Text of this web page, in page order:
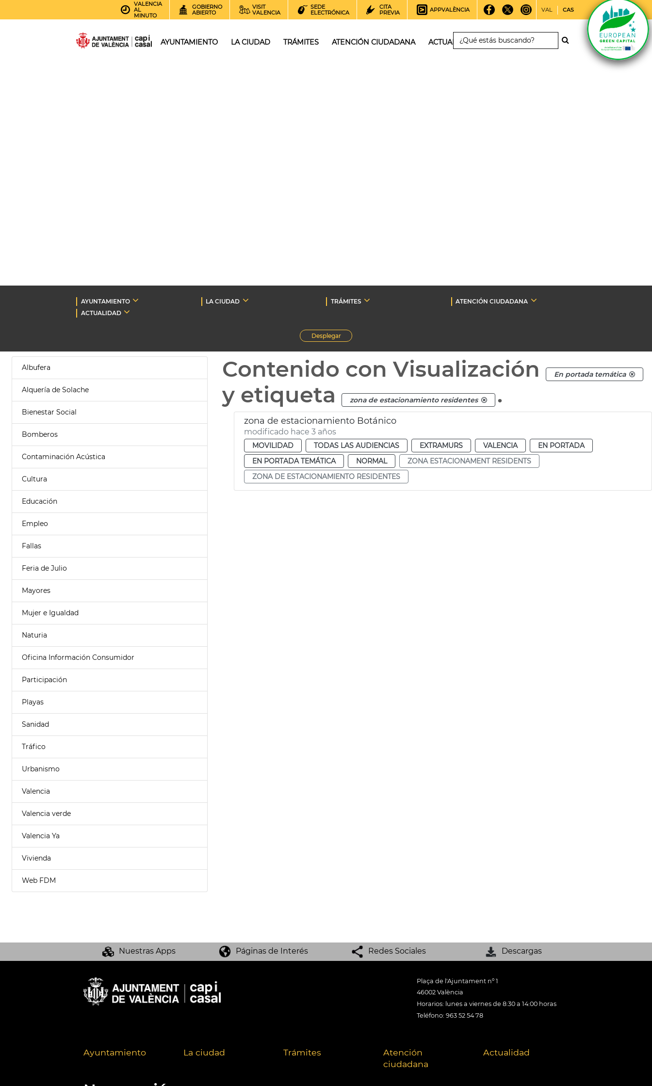
VALENCIA
AL
MINUTO
GOBIERNO
ABIERTO
VISIT
VALENCIA
SEDE
ELECTRÓNICA
CITA
PREVIA
APPVALÈNCIA VAL CAS
AYUNTAMIENTO LA CIUDAD TRÁMITES ATENCIÓN CIUDADANA ACTUALIDAD
AYUNTAMIENTO LA CIUDAD TRÁMITES
ATENCIÓN CIUDADANA
ACTUALIDAD
Desplegar
Albufera
Alquería de Solache
Bienestar Social
Bomberos
Contaminación Acústica
Cultura
Educación
Empleo
Fallas
Feria de Julio
Mayores
Mujer e Igualdad
Naturia
Oficina Información Consumidor
Participación
Playas
Sanidad
Tráfico
Urbanismo
Valencia
Valencia verde
Valencia Ya
Vivienda
Web FDM
Contenido con Visualización En portada temática
y etiqueta zona de estacionamiento residentes .
zona de estacionamiento Botánico
modificado hace 3 años
MOVILIDAD TODAS LAS AUDIENCIAS EXTRAMURS VALENCIA
EN PORTADA
EN PORTADA TEMÁTICA
NORMAL
ZONA ESTACIONAMENT RESIDENTS
ZONA DE ESTACIONAMIENTO RESIDENTES
Nuestras Apps Páginas de Interés Redes Sociales Descargas
Plaça de l'Ajuntament nº 1
46002 València
Horarios: lunes a viernes de 8:30 a 14:00 horas
Teléfono: 963 52 54 78
Ayuntamiento La ciudad Trámites
Atención
ciudadana
Actualidad